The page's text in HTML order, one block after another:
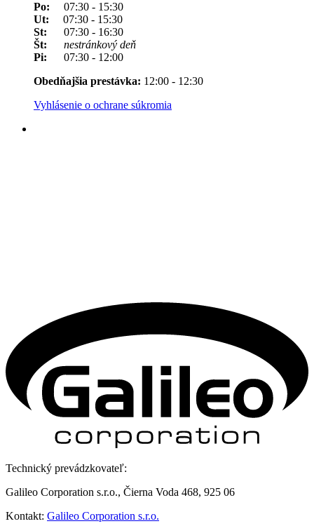
Po: 07:30 - 15:30
Ut: 07:30 - 15:30
St: 07:30 - 16:30
Št: nestránkový deň
Pi: 07:30 - 12:00
Obedňajšia prestávka: 12:00 - 12:30
Vyhlásenie o ochrane súkromia
Technický prevádzkovateľ:
Galileo Corporation s.r.o., Čierna Voda 468, 925 06
Kontakt: Galileo Corporation s.r.o.